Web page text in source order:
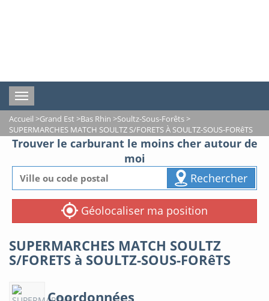
Toggle
navigation
Accueil >Grand Est >Bas Rhin >Soultz-Sous-Forêts>
SUPERMARCHES MATCH SOULTZ S/FORETS À SOULTZ-SOUS-FORêTS
Trouver le carburant le moins cher autour de
moi
Rechercher
Géolocaliser ma position
SUPERMARCHES MATCH SOULTZ
S/FORETS à SOULTZ-SOUS-FORêTS
Coordonnées